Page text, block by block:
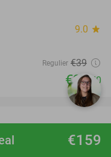
€159
9.0 star
Regulier €39
€27,50
favorite_border